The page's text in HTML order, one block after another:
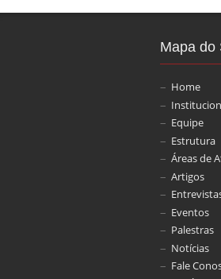
Mapa do
Home
Equipe
Estrutura
Áreas de
Artigos
Eventos
Palestras
Notícias
Fale